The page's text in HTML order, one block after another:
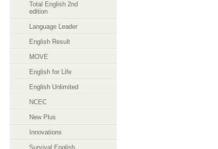
Total English 2nd
edition
Language Leader
English Result
MOVE
English for Life
English Unlimited
NCEC
New Plus
Innovations
Survival English